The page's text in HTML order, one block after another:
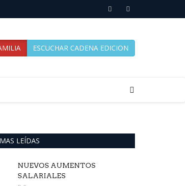
ESCUCHAR CADENA EDICION
LEÍDAS
NUEVOS AUMENTOS
SALARIALES